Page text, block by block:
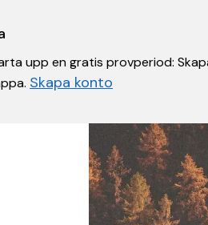
upp en gratis provperiod:
Skapa konto